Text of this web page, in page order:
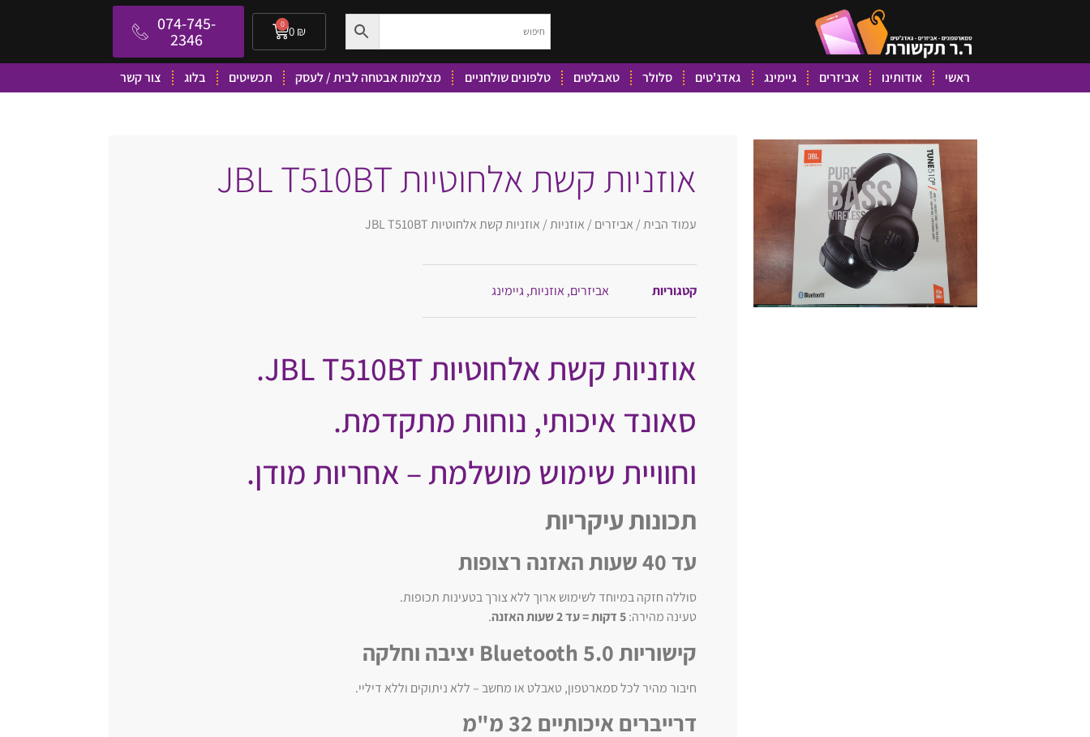
0 ₪
0
074-745-
2346
ראשי אודותינו אביזרים גיימינג גאדג'טים סלולר טאבלטים טלפונים שולחניים מצלמות אבטחה לבית / לעסק תכשיטים בלוג צור קשר
אוזניות קשת אלחוטיות JBL T510BT
עמוד הבית/אביזרים /אוזניות/ אוזניות קשת אלחוטיות JBL T510BT
קטגוריות אביזרים,אוזניות,גיימינג
אוזניות קשת אלחוטיות JBL T510BT.
סאונד איכותי, נוחות מתקדמת.
וחוויית שימוש מושלמת – אחריות מודן.
תכונות עיקריות
עד 40 שעות האזנה רצופות
סוללה חזקה במיוחד לשימוש ארוך ללא צורך בטעינות תכופות.
טעינה מהירה:5 דקות = עד 2 שעות האזנה .
קישוריות Bluetooth 5.0 יציבה וחלקה
חיבור מהיר לכל סמארטפון, טאבלט או מחשב – ללא ניתוקים וללא דיליי.
דרייברים איכותיים 32 מ"מ